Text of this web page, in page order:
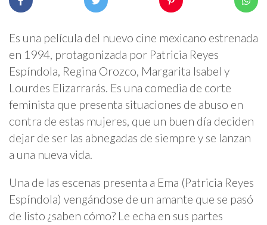
Es una película del nuevo cine mexicano estrenada
en 1994, protagonizada por Patricia Reyes
Espíndola, Regina Orozco, Margarita Isabel y
Lourdes Elizarrarás. Es una comedia de corte
feminista que presenta situaciones de abuso en
contra de estas mujeres, que un buen día deciden
dejar de ser las abnegadas de siempre y se lanzan
a una nueva vida.
Una de las escenas presenta a Ema (Patricia Reyes
Espíndola) vengándose de un amante que se pasó
de listo ¿saben cómo? Le echa en sus partes